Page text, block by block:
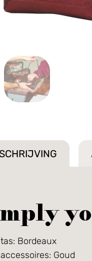
Bordeaux
Goud